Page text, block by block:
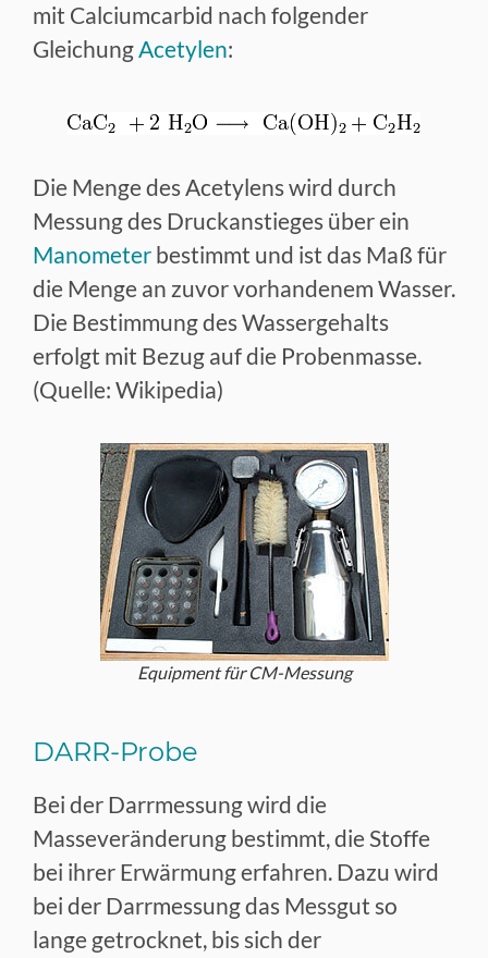
mit Calciumcarbid nach folgender
GleichungAcetylen:
Die Menge des Acetylens wird durch
Messung des Druckanstieges über ein
Manometer bestimmt und ist das Maß für
die Menge an zuvor vorhandenem Wasser.
Die Bestimmung des Wassergehalts
erfolgt mit Bezug auf die Probenmasse.
(Quelle: Wikipedia)
Equipment für CM-Messung
DARR-Probe
Bei der Darrmessung wird die
Masseveränderung bestimmt, die Stoffe
bei ihrer Erwärmung erfahren. Dazu wird
bei der Darrmessung das Messgut so
lange getrocknet, bis sich der